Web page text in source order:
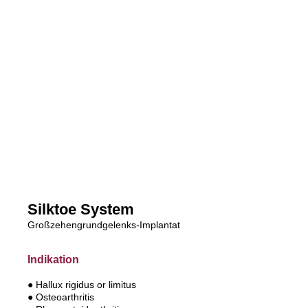
Silktoe System
Großzehengrundgelenks-Implantat
Indikation
● Hallux rigidus or limitus
● Osteoarthritis